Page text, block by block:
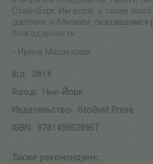
Стайнберг. Им всем, а также моей
далёким и близким, оказавшимся
благодарность.
- Ирина Машинская
Год:
2014
Город:
Нью-Йорк
Издательство:
StoSvet Press
ISBN:
9781499530957
Также рекомендуем: